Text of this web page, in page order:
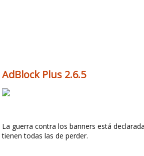
AdBlock Plus 2.6.5
La guerra contra los banners está
tienen todas las de perder.